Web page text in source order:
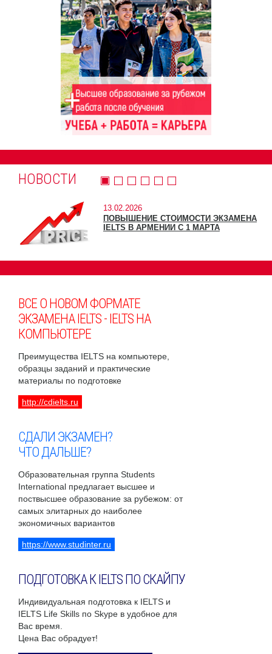
НОВОСТИ
13.02.2026
ПОВЫШЕНИЕ СТОИМОСТИ ЭКЗАМЕНА
IELTS В АРМЕНИИ С 1 МАРТА
ВСЕ О НОВОМ ФОРМАТЕ
ЭКЗАМЕНА IELTS - IELTS НА
КОМПЬЮТЕРЕ
Преимущества IELTS на компьютере,
образцы заданий и практические
материалы по подготовке
http://cdielts.ru
СДАЛИ ЭКЗАМЕН?
ЧТО ДАЛЬШЕ?
Образовательная группа Students
International предлагает высшее и
поствысшее образование за рубежом: от
самых элитарных до наиболее
экономичных вариантов
https://www.studinter.ru
ПОДГОТОВКА К IELTS ПО СКАЙПУ
Индивидуальная подготовка к IELTS и
IELTS Life Skills по Skype в удобное для
Вас время.
Цена Вас обрадует!